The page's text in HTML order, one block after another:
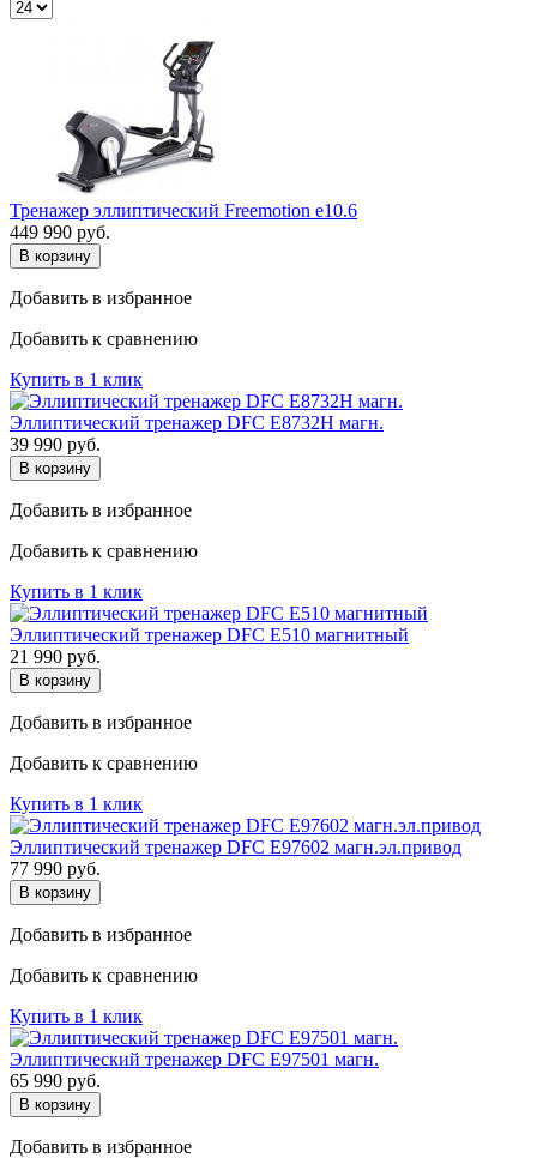
Тренажер эллиптический Freemotion e10.6
449 990 руб.
В корзину
Добавить в избранное
Добавить к сравнению
Купить в 1 клик
Эллиптический тренажер DFC E8732H магн.
39 990 руб.
В корзину
Добавить в избранное
Добавить к сравнению
Купить в 1 клик
Эллиптический тренажер DFC E510 магнитный
21 990 руб.
В корзину
Добавить в избранное
Добавить к сравнению
Купить в 1 клик
Эллиптический тренажер DFC E97602 магн.эл.привод
77 990 руб.
В корзину
Добавить в избранное
Добавить к сравнению
Купить в 1 клик
Эллиптический тренажер DFC E97501 магн.
65 990 руб.
В корзину
Добавить в избранное